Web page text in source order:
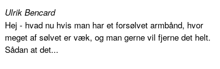
Ulrik Bencard
Hej - hvad nu hvis man har et forsølvet armbånd, hvor
meget af sølvet er væk, og man gerne vil fjerne det helt.
Sådan at det...